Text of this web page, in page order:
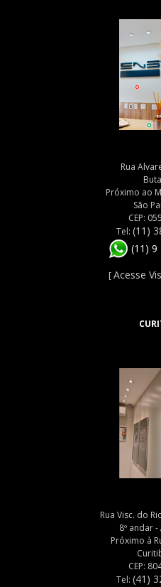
Rua
Próximo ao
São
CEP:
Tel: (11)
(11) 9
[Acesse
Rua Visc. do
8º andar
Próximo à
CEP:
Tel: (41)